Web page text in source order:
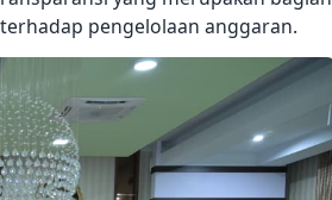
pengelolaan anggaran.